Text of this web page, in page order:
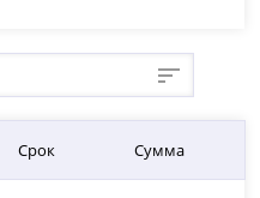
Срок Сумма